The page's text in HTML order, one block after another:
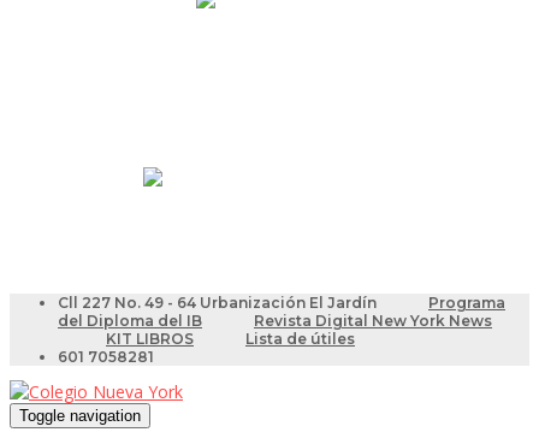
Cll 227 No. 49 - 64 Urbanización El Jardín
Programa
del Diploma del IB
Revista Digital New York News
KIT LIBROS
Lista de útiles
601 7058281
Toggle navigation